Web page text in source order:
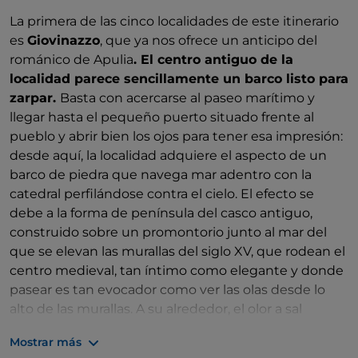
La primera de las cinco localidades de este itinerario
es Giovinazzo, que ya nos ofrece un anticipo del
románico de Apulia. El centro antiguo de la
localidad parece sencillamente un barco listo para
zarpar. Basta con acercarse al paseo marítimo y
llegar hasta el pequeño puerto situado frente al
pueblo y abrir bien los ojos para tener esa impresión:
desde aquí, la localidad adquiere el aspecto de un
barco de piedra que navega mar adentro con la
catedral perfilándose contra el cielo. El efecto se
debe a la forma de península del casco antiguo,
construido sobre un promontorio junto al mar del
que se elevan las murallas del siglo XV, que rodean el
centro medieval, tan íntimo como elegante y donde
pasear es tan evocador como ver las olas desde lo
alto de las murallas. A su alrededor, el olor a sal
restaurantes con vistas al pintoresco pueblo costero.
Mostrar más